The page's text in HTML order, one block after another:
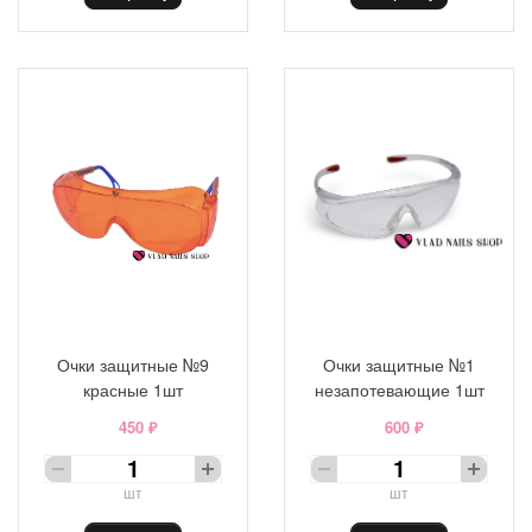
Очки защитные №9
красные 1шт
450 ₽
шт
Очки защитные №1
незапотевающие 1шт
600 ₽
шт